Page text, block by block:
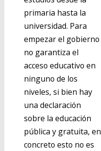
primaria hasta la
universidad. Para
empezar el gobierno
no garantiza el
acceso educativo en
ninguno de los
niveles, si bien hay
una declaración
sobre la educación
pública y gratuita, en
concreto esto no es